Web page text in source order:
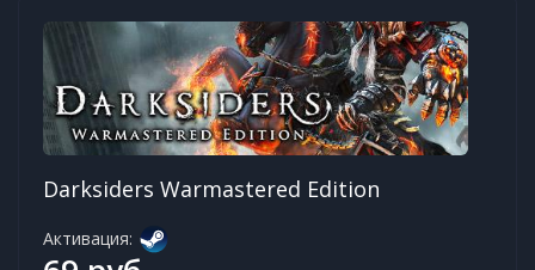
Darksiders Warmastered Edition
Активация: